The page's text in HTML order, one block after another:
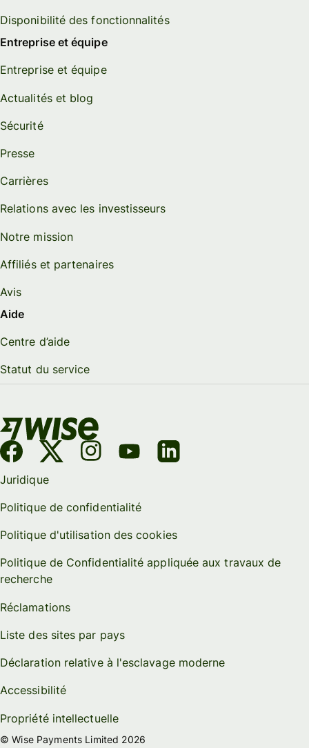
Disponibilité des fonctionnalités
Entreprise et équipe
Entreprise et équipe
Actualités et blog
Sécurité
Presse
Carrières
Relations avec les investisseurs
Notre mission
Affiliés et partenaires
Avis
Aide
Centre d’aide
Statut du service
Juridique
Politique de confidentialité
Politique d'utilisation des cookies
Politique de Confidentialité appliquée aux travaux de
recherche
Réclamations
Liste des sites par pays
Déclaration relative à l'esclavage moderne
Accessibilité
Propriété intellectuelle
© Wise Payments Limited 2026